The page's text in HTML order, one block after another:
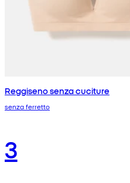
Reggiseno senza cuciture
senza ferretto
3